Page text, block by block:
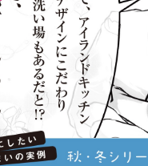
地図をメールまたは郵送
気のＬOGOSグッズをプレ
ルプランナーによる資金計画
本どころ！！ 玄関 玄関を
洗器を設置しているので、
は三輪車やベビーカーな
リー層に嬉しいです。 キ
ボードの横に造作カウン
チン用の家電を横一列にき
ントリーも十分に幅をとっ